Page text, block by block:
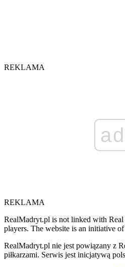
REKLAMA
ad
REKLAMA
RealMadryt.pl is not linked with
players. The website is an initiative
RealMadryt.pl nie jest powiązany z
piłkarzami. Serwis jest inicjatywą